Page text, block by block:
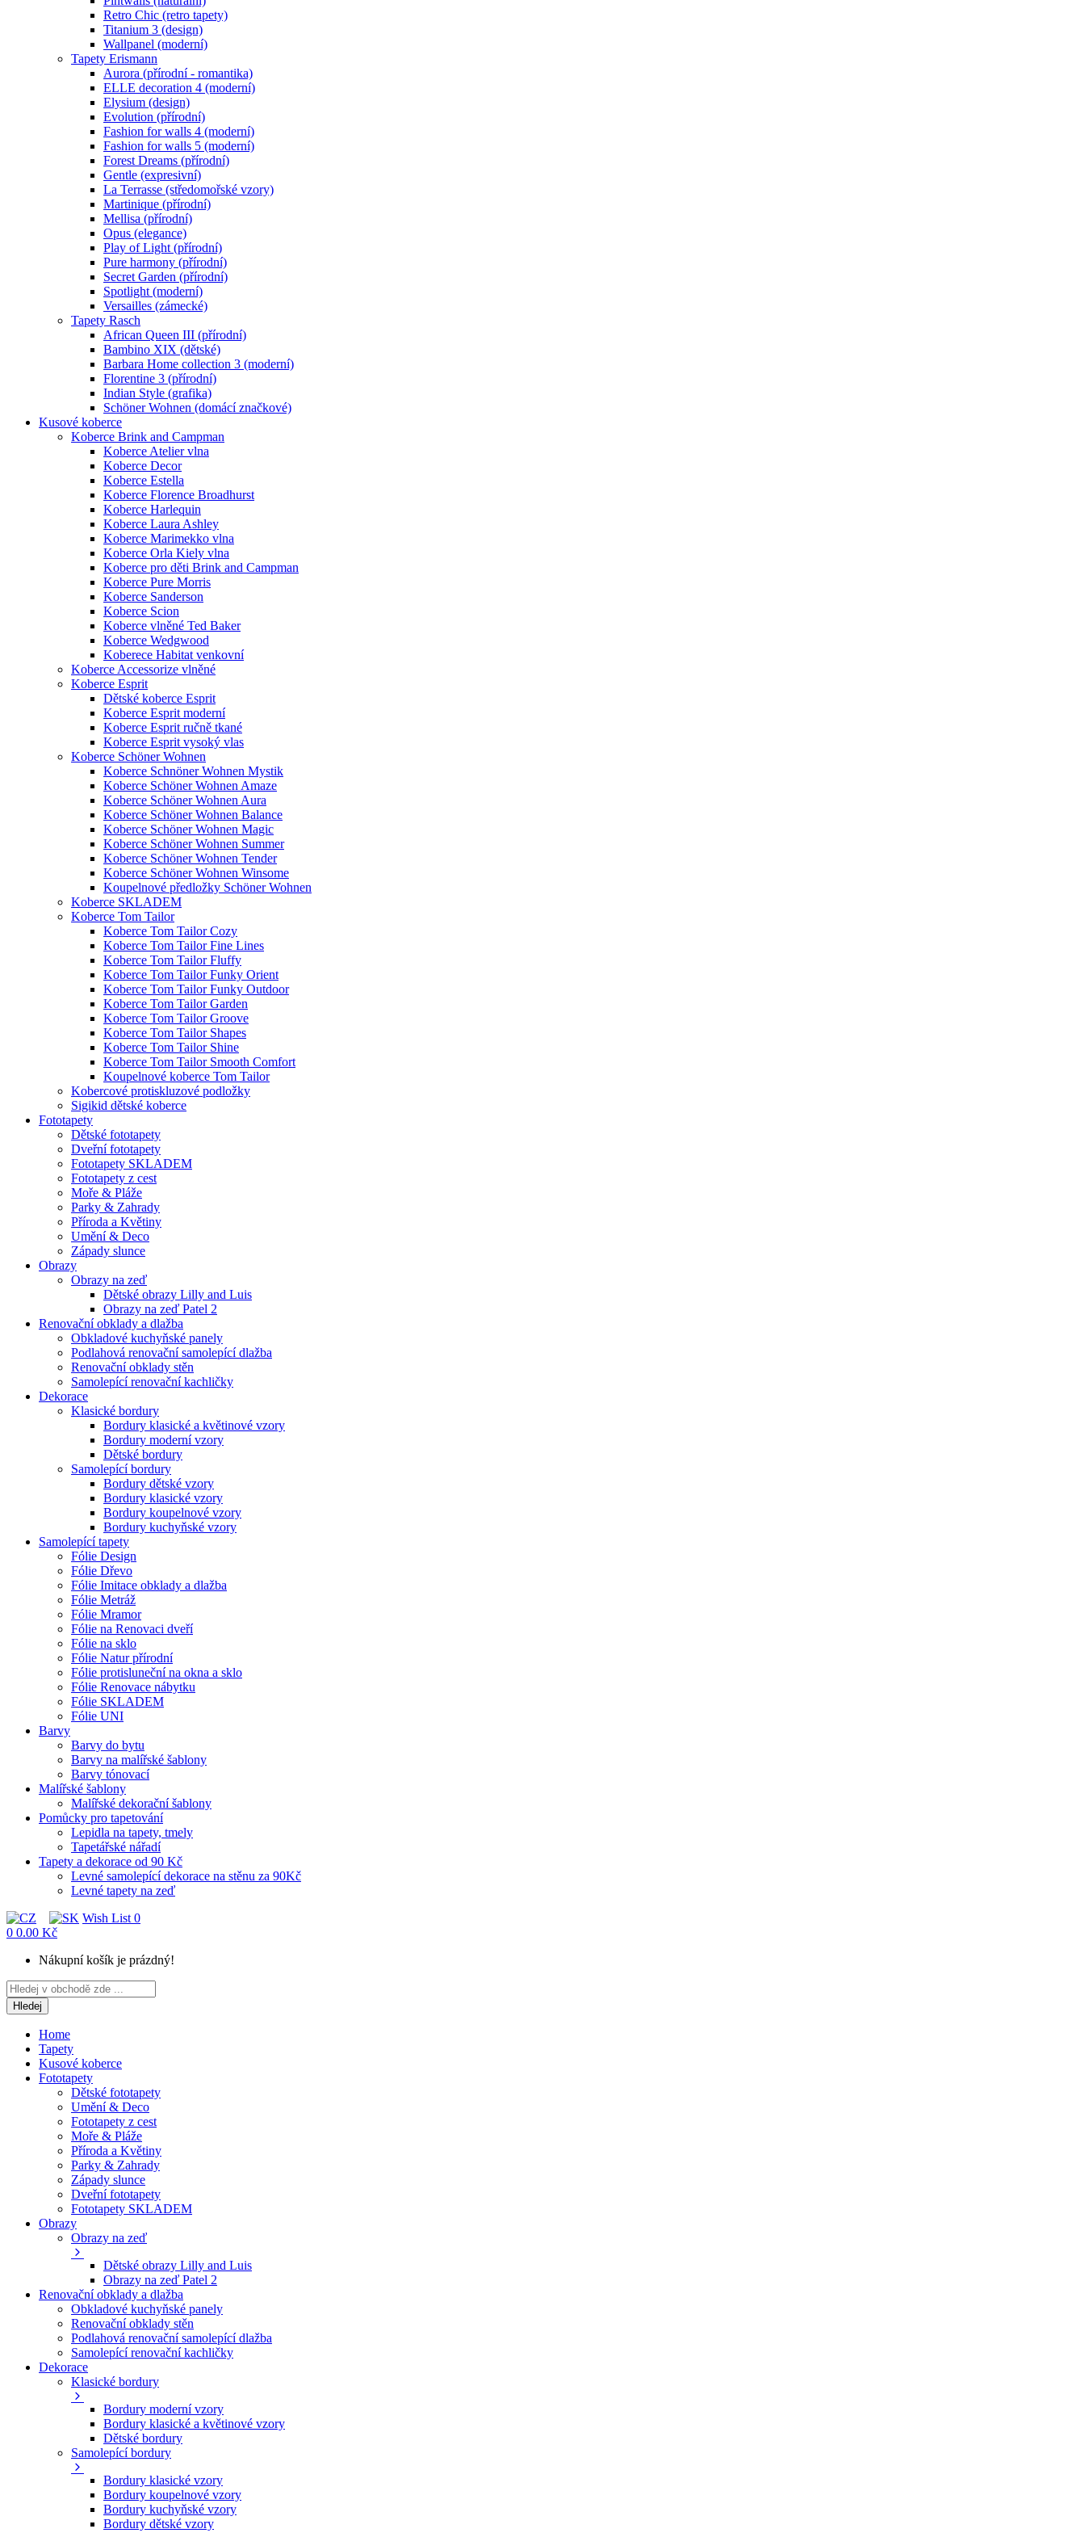
Retro Chic (retro tapety)
Titanium 3 (design)
Wallpanel (moderní)
Tapety Erismann
Aurora (přírodní - romantika)
ELLE decoration 4 (moderní)
Elysium (design)
Evolution (přírodní)
Fashion for walls 4 (moderní)
Fashion for walls 5 (moderní)
Forest Dreams (přírodní)
Gentle (expresivní)
La Terrasse (středomořské vzory)
Martinique (přírodní)
Mellisa (přírodní)
Opus (elegance)
Play of Light (přírodní)
Pure harmony (přírodní)
Secret Garden (přírodní)
Spotlight (moderní)
Versailles (zámecké)
Tapety Rasch
African Queen III (přírodní)
Bambino XIX (dětské)
Barbara Home collection 3 (moderní)
Florentine 3 (přírodní)
Indian Style (grafika)
Schöner Wohnen (domácí značkové)
Kusové koberce
Koberce Brink and Campman
Koberce Atelier vlna
Koberce Decor
Koberce Estella
Koberce Florence Broadhurst
Koberce Harlequin
Koberce Laura Ashley
Koberce Marimekko vlna
Koberce Orla Kiely vlna
Koberce pro děti Brink and Campman
Koberce Pure Morris
Koberce Sanderson
Koberce Scion
Koberce vlněné Ted Baker
Koberce Wedgwood
Koberece Habitat venkovní
Koberce Accessorize vlněné
Koberce Esprit
Dětské koberce Esprit
Koberce Esprit moderní
Koberce Esprit ručně tkané
Koberce Esprit vysoký vlas
Koberce Schöner Wohnen
Koberce Schnöner Wohnen Mystik
Koberce Schöner Wohnen Amaze
Koberce Schöner Wohnen Aura
Koberce Schöner Wohnen Balance
Koberce Schöner Wohnen Magic
Koberce Schöner Wohnen Summer
Koberce Schöner Wohnen Tender
Koberce Schöner Wohnen Winsome
Koupelnové předložky Schöner Wohnen
Koberce SKLADEM
Koberce Tom Tailor
Koberce Tom Tailor Cozy
Koberce Tom Tailor Fine Lines
Koberce Tom Tailor Fluffy
Koberce Tom Tailor Funky Orient
Koberce Tom Tailor Funky Outdoor
Koberce Tom Tailor Garden
Koberce Tom Tailor Groove
Koberce Tom Tailor Shapes
Koberce Tom Tailor Shine
Koberce Tom Tailor Smooth Comfort
Koupelnové koberce Tom Tailor
Kobercové protiskluzové podložky
Sigikid dětské koberce
Fototapety
Dětské fototapety
Dveřní fototapety
Fototapety SKLADEM
Fototapety z cest
Moře & Pláže
Parky & Zahrady
Příroda a Květiny
Umění & Deco
Západy slunce
Obrazy
Obrazy na zeď
Dětské obrazy Lilly and Luis
Obrazy na zeď Patel 2
Renovační obklady a dlažba
Obkladové kuchyňské panely
Podlahová renovační samolepící dlažba
Renovační obklady stěn
Samolepící renovační kachličky
Dekorace
Klasické bordury
Bordury klasické a květinové vzory
Bordury moderní vzory
Dětské bordury
Samolepící bordury
Bordury dětské vzory
Bordury klasické vzory
Bordury koupelnové vzory
Bordury kuchyňské vzory
Samolepící tapety
Fólie Design
Fólie Dřevo
Fólie Imitace obklady a dlažba
Fólie Metráž
Fólie Mramor
Fólie na Renovaci dveří
Fólie na sklo
Fólie Natur přírodní
Fólie protisluneční na okna a sklo
Fólie Renovace nábytku
Fólie SKLADEM
Fólie UNI
Barvy
Barvy do bytu
Barvy na malířské šablony
Barvy tónovací
Malířské šablony
Malířské dekorační šablony
Pomůcky pro tapetování
Lepidla na tapety, tmely
Tapetářské nářadí
Tapety a dekorace od 90 Kč
Levné samolepící dekorace na stěnu za 90Kč
Levné tapety na zeď
Wish List 0
0 0.00 Kč
Nákupní košík je prázdný!
Hledej
Home
Tapety
Kusové koberce
Fototapety
Dětské fototapety
Umění & Deco
Fototapety z cest
Moře & Pláže
Příroda a Květiny
Parky & Zahrady
Západy slunce
Dveřní fototapety
Fototapety SKLADEM
Obrazy
Obrazy na zeď
Dětské obrazy Lilly and Luis
Obrazy na zeď Patel 2
Renovační obklady a dlažba
Obkladové kuchyňské panely
Renovační obklady stěn
Podlahová renovační samolepící dlažba
Samolepící renovační kachličky
Dekorace
Klasické bordury
Bordury moderní vzory
Bordury klasické a květinové vzory
Dětské bordury
Samolepící bordury
Bordury klasické vzory
Bordury koupelnové vzory
Bordury kuchyňské vzory
Bordury dětské vzory